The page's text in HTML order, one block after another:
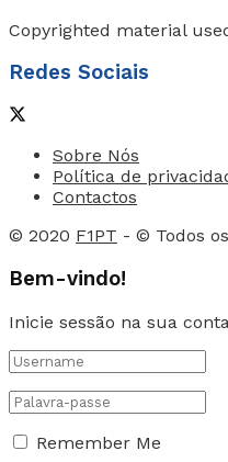
Copyrighted material
Redes Sociais
Sobre Nós
Política de
Contactos
© 2020 F1PT - © Todos
Bem-vindo!
Inicie sessão na sua conta
Remember Me